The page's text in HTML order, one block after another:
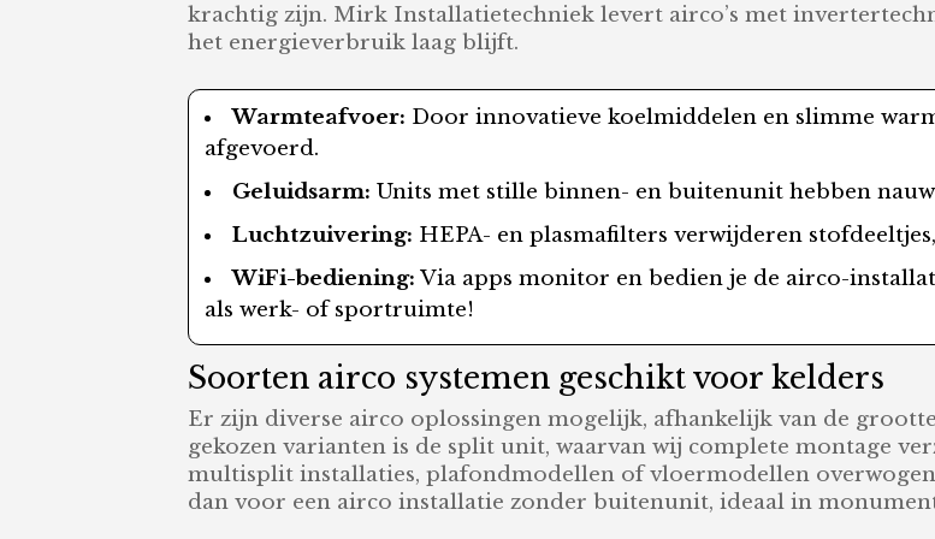
krachtig zijn. Mirk Installatietechniek levert airco’s met
het energieverbruik laag blijft.
Warmteafvoer: Door innovatieve koelmiddelen en slimme
afgevoerd.
Geluidsarm: Units met stille binnen- en buitenunit hebben
Luchtzuivering: HEPA- en plasmafilters verwijderen
WiFi-bediening: Via apps monitor en bedien je de airco-
als werk- of sportruimte!
Soorten airco systemen geschikt voor kelders
Er zijn diverse airco oplossingen mogelijk, afhankelijk van de
gekozen varianten is de split unit, waarvan wij complete montage
multisplit installaties, plafondmodellen of vloermodellen
dan voor een airco installatie zonder buitenunit, ideaal in